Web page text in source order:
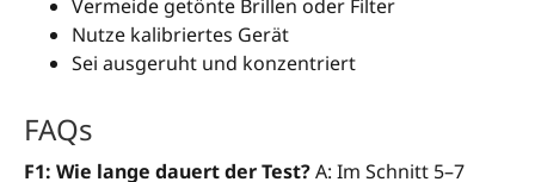
Vermeide getönte Brillen oder Filter
Nutze kalibriertes Gerät
Sei ausgeruht und konzentriert
FAQs
F1: Wie lange dauert der Test?A: Im Schnitt 5–7